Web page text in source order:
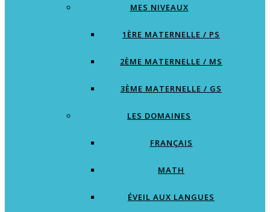
MES NIVEAUX
1ÈRE MATERNELLE / PS
2ÈME MATERNELLE / MS
3ÈME MATERNELLE / GS
LES DOMAINES
FRANÇAIS
MATH
ÉVEIL AUX LANGUES